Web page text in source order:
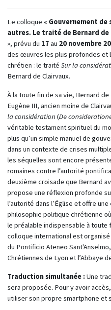
Le colloque « Gouvernement de
autres. Le traité de Bernard de
», prévu du 17 au 20 novembre
des œuvres les plus profondes et
chrétien : le traité Surla
Bernard de Clairvaux.
À la toute fin de sa vie, Bernard
Eugène III, ancien moine de
la considération (De
véritable testament spirituel du
plus qu’un simple manuel de
dans un contexte de crises
les séquelles sont encore
romaines contre l’autorité
deuxième croisade que Bernard
propose une réflexion profonde
l’autorité dans l’Église et offre
philosophie politique chrétienne
le préalable indispensable à toute
colloque international est
du Pontificio Ateneo
Chrétiennes de Lyon et l’Abbaye
Traduction simultanée :Une
sera proposée. Pour y avoir
utiliser son propre smartphone et